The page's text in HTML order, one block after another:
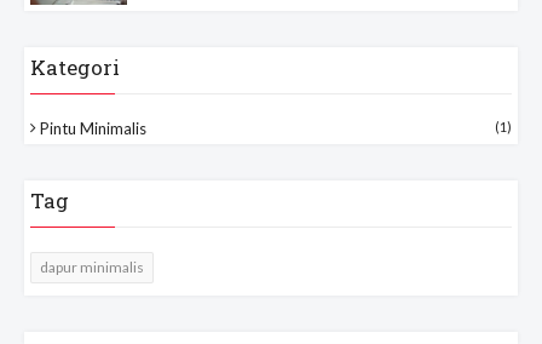
Kategori
Pintu Minimalis (1)
Tag
dapur minimalis